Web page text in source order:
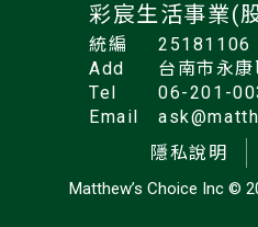
彩宸生活事業(
統編
25181106
Add
台南市永
Tel
06-201-
Email
隱私說明
Matthew’s Choice Inc ©